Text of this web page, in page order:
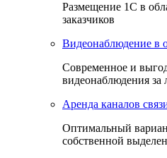
Размещение 1С в
заказчиков
Видеонаблюдение в
Cовременное и
видеонаблюдения за
Аренда каналов
Оптимальный
собственной